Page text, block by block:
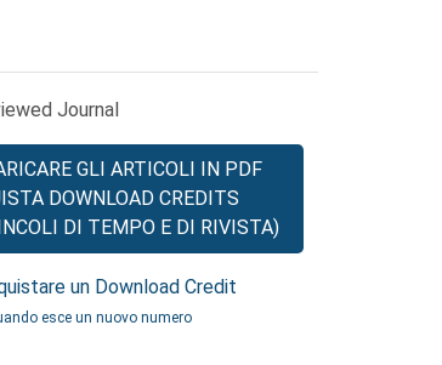
Journal
GLI ARTICOLI IN PDF
DOWNLOAD CREDITS
DI TEMPO E DI RIVISTA)
un Download Credit
esce un nuovo numero